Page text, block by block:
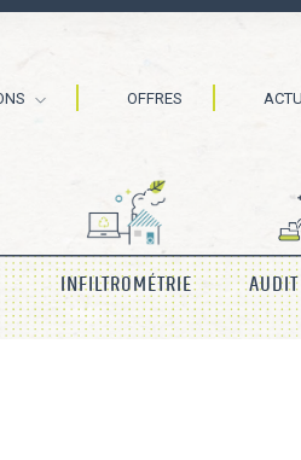
OFFRES
INFILTROMÉTRIE